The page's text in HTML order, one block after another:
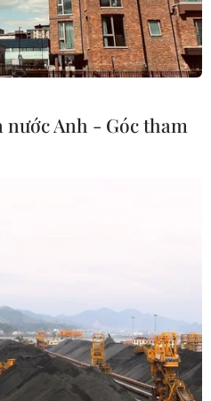
thuế hỗ
chiến lược
đồ địa
vượng
nước Anh - Góc tham